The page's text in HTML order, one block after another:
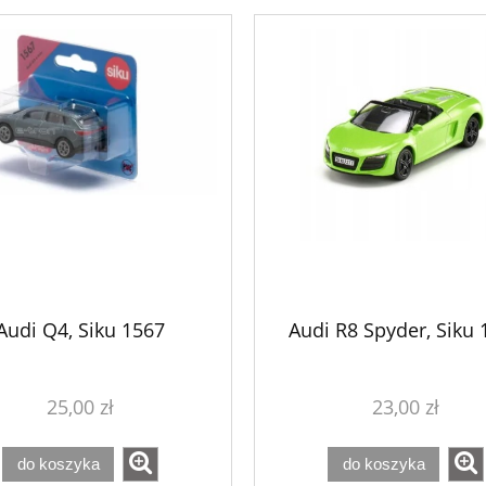
budowie, Faller
253,00 zł
regularna:289,00 zł
Wagon osobowy 2 klasa IC
369,00 zł
Cena regularna:419,00 zł
Q4, Siku 1567
25,00 zł
do koszyka
Audi R8 Spyder, Siku
23,00 zł
do koszyka